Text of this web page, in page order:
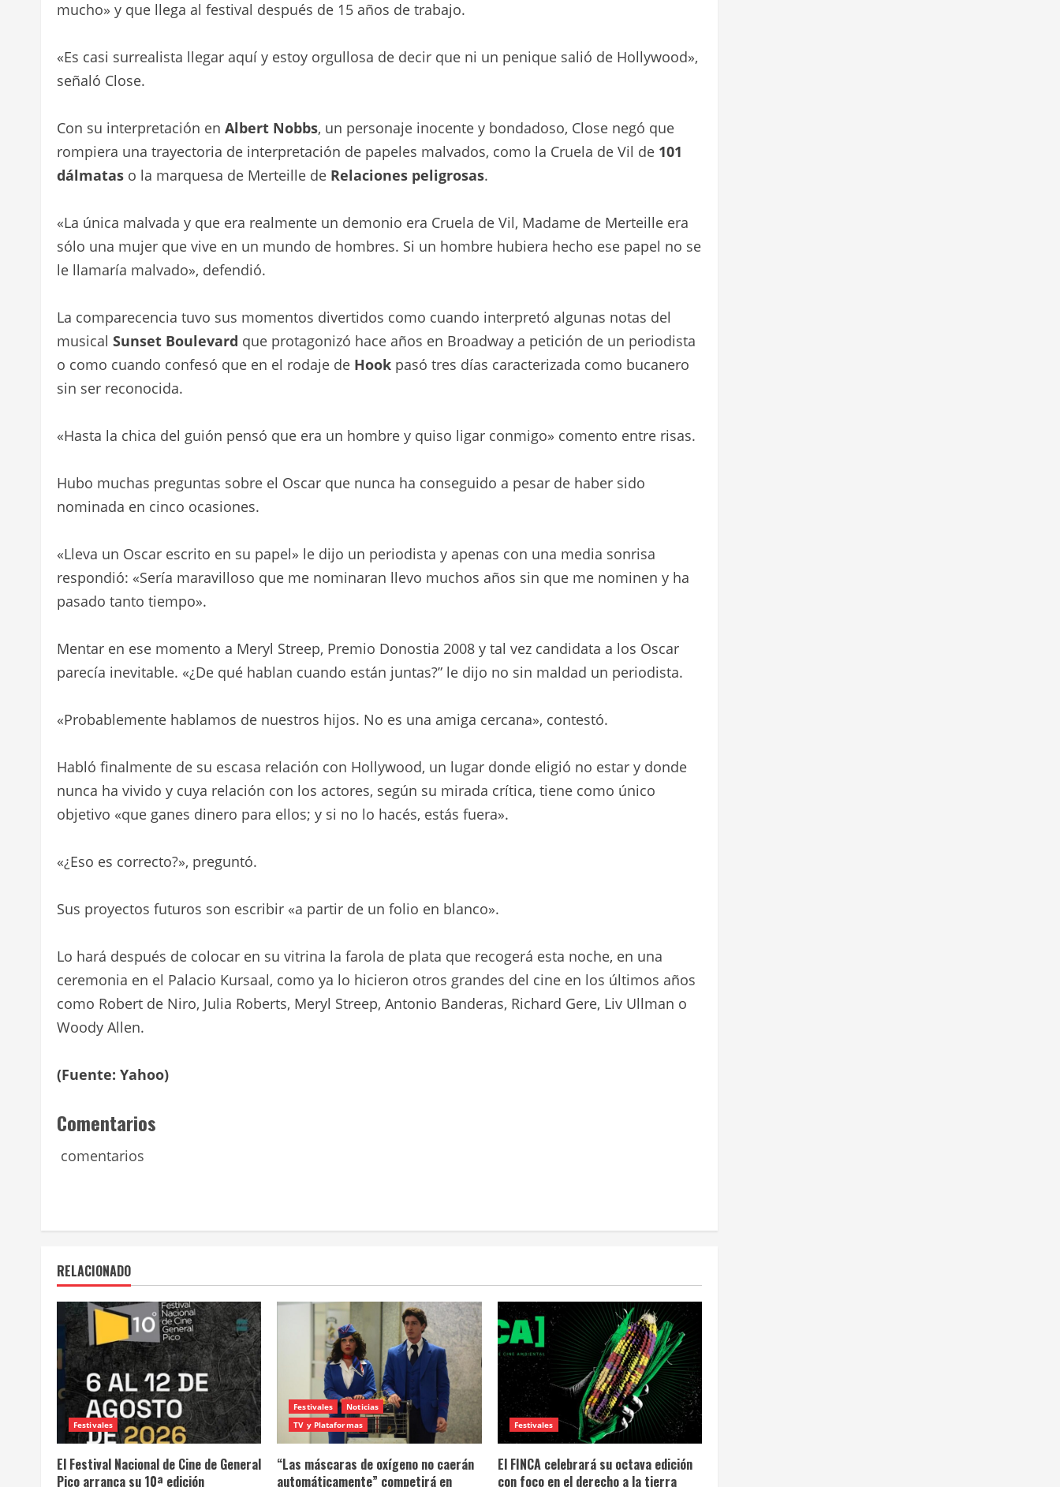
mucho» y que llega al festival después de 15 años de trabajo.
«Es casi surrealista llegar aquí y estoy orgullosa de decir que ni un penique salió de Hollywood»,
señaló Close.
Con su interpretación en Albert Nobbs, un personaje inocente y bondadoso, Close negó que
rompiera una trayectoria de interpretación de papeles malvados, como la Cruela de Vil de 101
dálmatas o la marquesa de Merteille de Relaciones peligrosas.
«La única malvada y que era realmente un demonio era Cruela de Vil, Madame de Merteille era
sólo una mujer que vive en un mundo de hombres. Si un hombre hubiera hecho ese papel no se
le llamaría malvado», defendió.
La comparecencia tuvo sus momentos divertidos como cuando interpretó algunas notas del
musical Sunset Boulevard que protagonizó hace años en Broadway a petición de un periodista
o como cuando confesó que en el rodaje de Hook pasó tres días caracterizada como bucanero
sin ser reconocida.
«Hasta la chica del guión pensó que era un hombre y quiso ligar conmigo» comento entre risas.
Hubo muchas preguntas sobre el Oscar que nunca ha conseguido a pesar de haber sido
nominada en cinco ocasiones.
«Lleva un Oscar escrito en su papel» le dijo un periodista y apenas con una media sonrisa
respondió: «Sería maravilloso que me nominaran llevo muchos años sin que me nominen y ha
pasado tanto tiempo».
Mentar en ese momento a Meryl Streep, Premio Donostia 2008 y tal vez candidata a los Oscar
parecía inevitable. «¿De qué hablan cuando están juntas?” le dijo no sin maldad un periodista.
«Probablemente hablamos de nuestros hijos. No es una amiga cercana», contestó.
Habló finalmente de su escasa relación con Hollywood, un lugar donde eligió no estar y donde
nunca ha vivido y cuya relación con los actores, según su mirada crítica, tiene como único
objetivo «que ganes dinero para ellos; y si no lo hacés, estás fuera».
«¿Eso es correcto?», preguntó.
Sus proyectos futuros son escribir «a partir de un folio en blanco».
Lo hará después de colocar en su vitrina la farola de plata que recogerá esta noche, en una
ceremonia en el Palacio Kursaal, como ya lo hicieron otros grandes del cine en los últimos años
como Robert de Niro, Julia Roberts, Meryl Streep, Antonio Banderas, Richard Gere, Liv Ullman o
Woody Allen.
(Fuente: Yahoo)
Comentarios
comentarios
RELACIONADO
Festivales
El Festival Nacional de Cine de General
Pico arranca su 10ª edición
Festivales
Noticias
TV y Plataformas
“Las máscaras de oxígeno no caerán
automáticamente” competirá en
Festivales
El FINCA celebrará su octava edición
con foco en el derecho a la tierra